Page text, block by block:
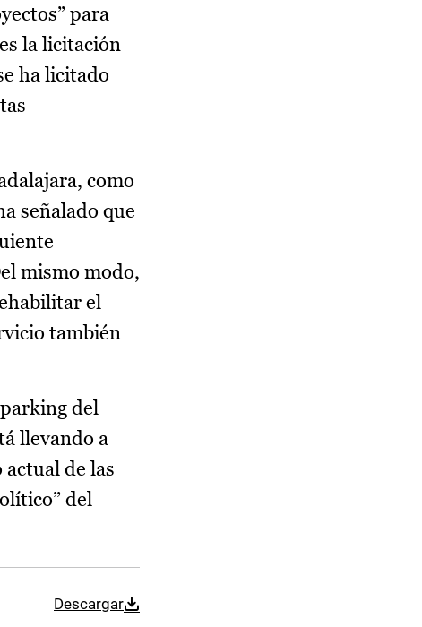
para
la licitación
ha licitado
como
señalado que
mismo modo,
el
también
del
llevando a
de las
del
Descargar